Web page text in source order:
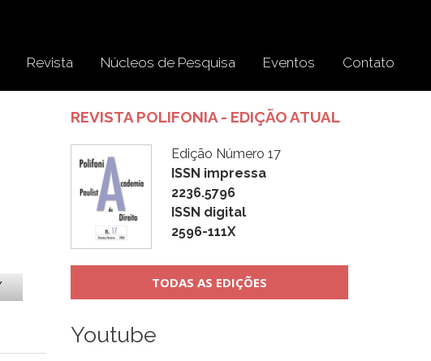
Revista Núcleos de Pesquisa Eventos Contato
REVISTA POLIFONIA - EDIÇÃO ATUAL
Edição Número 17
ISSN impressa
2236.5796
ISSN digital
2596-111X
TODAS AS EDIÇÕES
Youtube